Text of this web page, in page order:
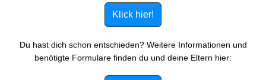
Klick hier!
Du hast dich schon entschieden? Weitere Informationen und
benötigte Formulare finden du und deine Eltern hier: